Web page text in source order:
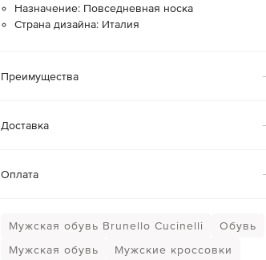
Назначение: Повседневная носка
Страна дизайна: Италия
Преимущества
Доставка
Оплата
Мужская обувь Brunello Cucinelli
Обувь
Мужская обувь
Мужские кроссовки